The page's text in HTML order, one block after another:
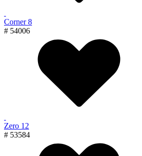
Corner 8
# 54006
Zero 12
# 53584